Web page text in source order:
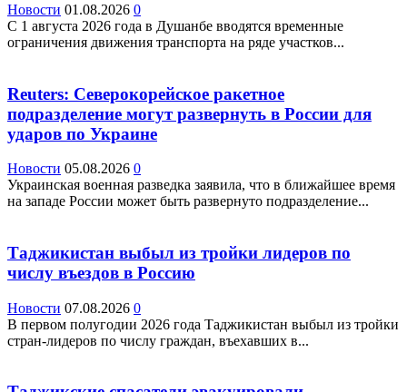
Новости 01.08.2026 0
С 1 августа 2026 года в Душанбе вводятся временные
ограничения движения транспорта на ряде участков...
Reuters: Северокорейское ракетное
подразделение могут развернуть в России для
ударов по Украине
Новости 05.08.2026 0
Украинская военная разведка заявила, что в ближайшее время
на западе России может быть развернуто подразделение...
Таджикистан выбыл из тройки лидеров по
числу въездов в Россию
Новости 07.08.2026 0
В первом полугодии 2026 года Таджикистан выбыл из тройки
стран-лидеров по числу граждан, въехавших в...